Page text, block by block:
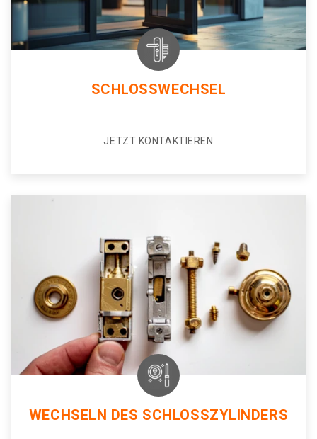
SCHLOSSWECHSEL
JETZT KONTAKTIEREN
WECHSELN DES SCHLOSSZYLINDERS